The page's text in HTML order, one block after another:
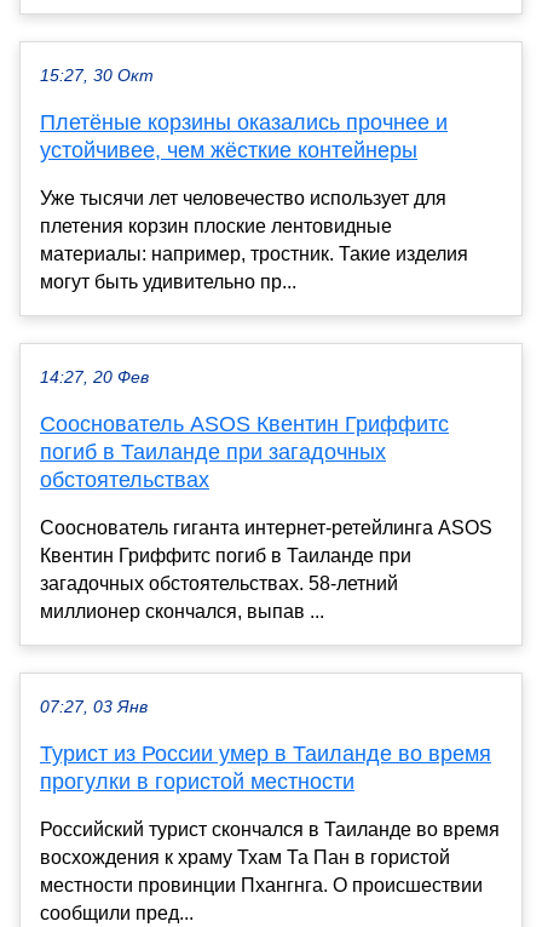
15:27, 30 Окт
Плетёные корзины оказались прочнее и
устойчивее, чем жёсткие контейнеры
Уже тысячи лет человечество использует для
плетения корзин плоские лентовидные
материалы: например, тростник. Такие изделия
могут быть удивительно пр...
14:27, 20 Фев
Сооснователь ASOS Квентин Гриффитс
погиб в Таиланде при загадочных
обстоятельствах
Сооснователь гиганта интернет-ретейлинга ASOS
Квентин Гриффитс погиб в Таиланде при
загадочных обстоятельствах. 58-летний
миллионер скончался, выпав ...
07:27, 03 Янв
Турист из России умер в Таиланде во время
прогулки в гористой местности
Российский турист скончался в Таиланде во время
восхождения к храму Тхам Та Пан в гористой
местности провинции Пхангнга. О происшествии
сообщили пред...